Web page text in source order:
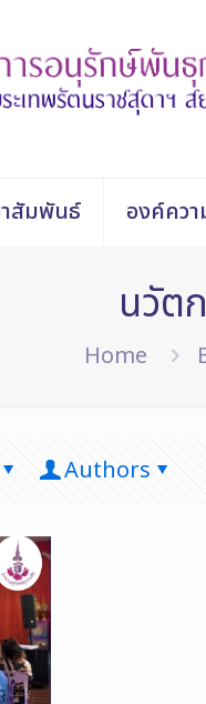
าสัมพันธ์ องค์คว
นวัต
Home
Authors